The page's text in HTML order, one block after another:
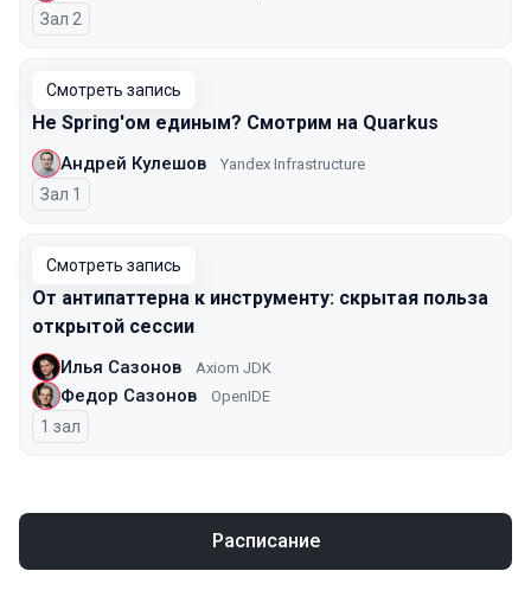
Зал 2
Смотреть запись
Не Spring'ом единым? Смотрим на Quarkus
Андрей Кулешов Yandex Infrastructure
Зал 1
Смотреть запись
От антипаттерна к инструменту: скрытая польза
открытой сессии
Илья Сазонов Axiom JDK
Федор Сазонов OpenIDE
1 зал
Расписание